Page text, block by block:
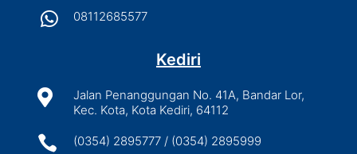
 08112685577
Kediri

Jalan Penanggungan No. 41A, Bandar Lor,
Kec. Kota, Kota Kediri, 64112
 (0354) 2895777 / (0354) 2895999